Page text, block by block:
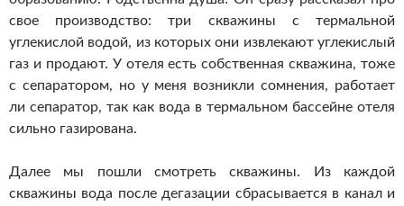
свое производство: три скважины с термальной
углекислой водой, из которых они извлекают углекислый
газ и продают. У отеля есть собственная скважина, тоже
с сепаратором, но у меня возникли сомнения, работает
ли сепаратор, так как вода в термальном бассейне отеля
сильно газирована.
Далее мы пошли смотреть скважины. Из каждой
скважины вода после дегазации сбрасывается в канал и